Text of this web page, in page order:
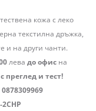
кожа с леко
текстилна дръжка,
и на други чанти.
лева до офисна
преглед и тест!
2СНР